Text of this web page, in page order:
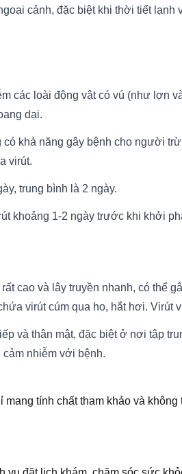
cảnh, đặc biệt khi thời tiết
các loài động vật có vú (như lợn
dại.
có khả năng gây bệnh cho người
virút.
trung bình là 2 ngày.
khoảng 1-2 ngày trước khi khởi
cao và lây truyền nhanh, có
virút cúm qua ho, hắt hơi. Virút
và thân mật, đặc biệt ở nơi tập
nhiễm với bệnh.
mang tính chất tham khảo và